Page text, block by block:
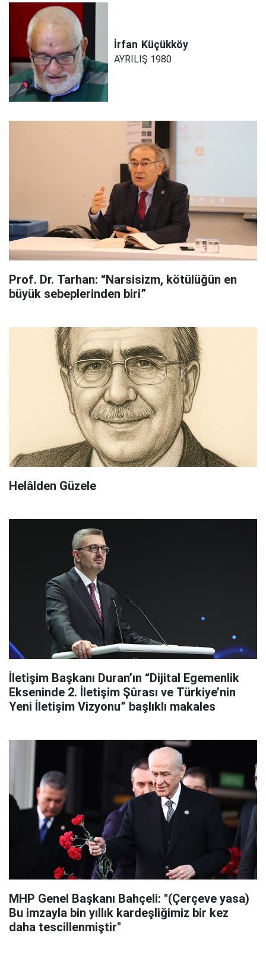
İrfan Küçükköy
AYRILIŞ 1980
Prof. Dr. Tarhan: “Narsisizm, kötülüğün en
büyük sebeplerinden biri”
Helâlden Güzele
İletişim Başkanı Duran’ın “Dijital Egemenlik
Ekseninde 2. İletişim Şûrası ve Türkiye’nin
Yeni İletişim Vizyonu” başlıklı makales
MHP Genel Başkanı Bahçeli: "(Çerçeve yasa)
Bu imzayla bin yıllık kardeşliğimiz bir kez
daha tescillenmiştir"